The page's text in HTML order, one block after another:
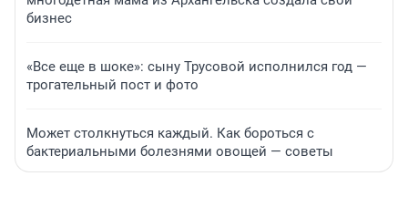
бизнес
«Все еще в шоке»: сыну Трусовой исполнился год —
трогательный пост и фото
Может столкнуться каждый. Как бороться с
бактериальными болезнями овощей — советы